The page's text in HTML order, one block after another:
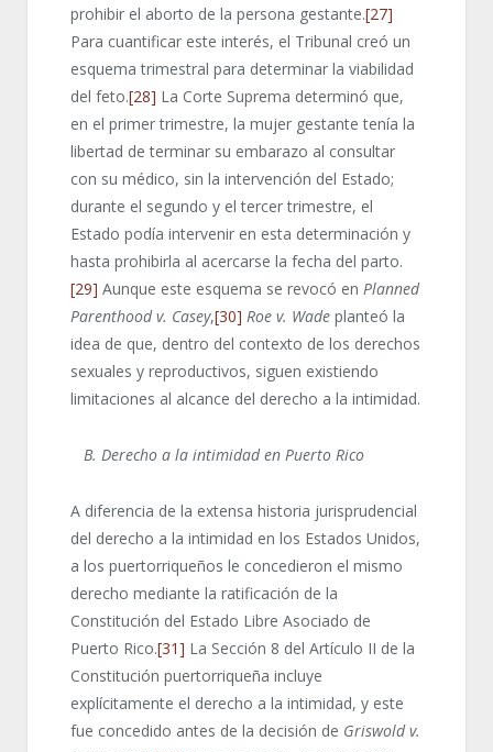
prohibir el aborto de la persona gestante.[27]
Para cuantificar este interés, el Tribunal creó un
esquema trimestral para determinar la viabilidad
del feto.[28] La Corte Suprema determinó que,
en el primer trimestre, la mujer gestante tenía la
libertad de terminar su embarazo al consultar
con su médico, sin la intervención del Estado;
durante el segundo y el tercer trimestre, el
Estado podía intervenir en esta determinación y
hasta prohibirla al acercarse la fecha del parto.
[29] Aunque este esquema se revocó en Planned
Parenthood v. Casey,[30] Roe v. Wade planteó la
idea de que, dentro del contexto de los derechos
sexuales y reproductivos, siguen existiendo
limitaciones al alcance del derecho a la intimidad.
B. Derecho a la intimidad en Puerto Rico
A diferencia de la extensa historia jurisprudencial
del derecho a la intimidad en los Estados Unidos,
a los puertorriqueños le concedieron el mismo
derecho mediante la ratificación de la
Constitución del Estado Libre Asociado de
Puerto Rico.[31] La Sección 8 del Artículo II de la
Constitución puertorriqueña incluye
explícitamente el derecho a la intimidad, y este
fue concedido antes de la decisión de Griswold v.